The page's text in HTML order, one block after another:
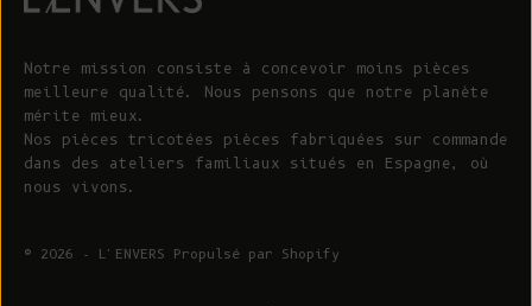
Notre mission consiste à concevoir moins pièces
meilleure qualité. Nous pensons que notre planète
mérite mieux.
Nos pièces tricotées pièces fabriquées sur commande
dans des ateliers familiaux situés en Espagne, où
nous vivons.
© 2026 - L'ENVERS Propulsé par Shopify